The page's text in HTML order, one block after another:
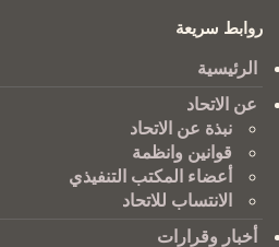
روابط سريعة
الرئيسية
عن الاتحاد
نبذة عن الاتحاد
قوانين وانظمة
أعضاء المكتب التنفيذي
الانتساب للاتحاد
أخبار وقرارات